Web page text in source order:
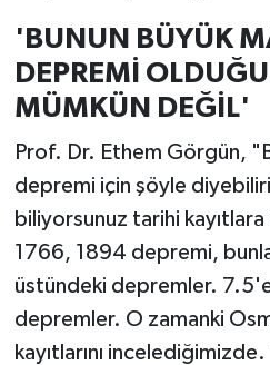
'BUNUN BÜYÜK
DEPREMİ
MÜMKÜN DEĞİL'
Prof. Dr. Ethem Görgün,
depremi için şöyle
biliyorsunuz tarihi kayıtlara
1766, 1894 depremi,
üstündeki depremler.
depremler. O zamanki
kayıtlarını